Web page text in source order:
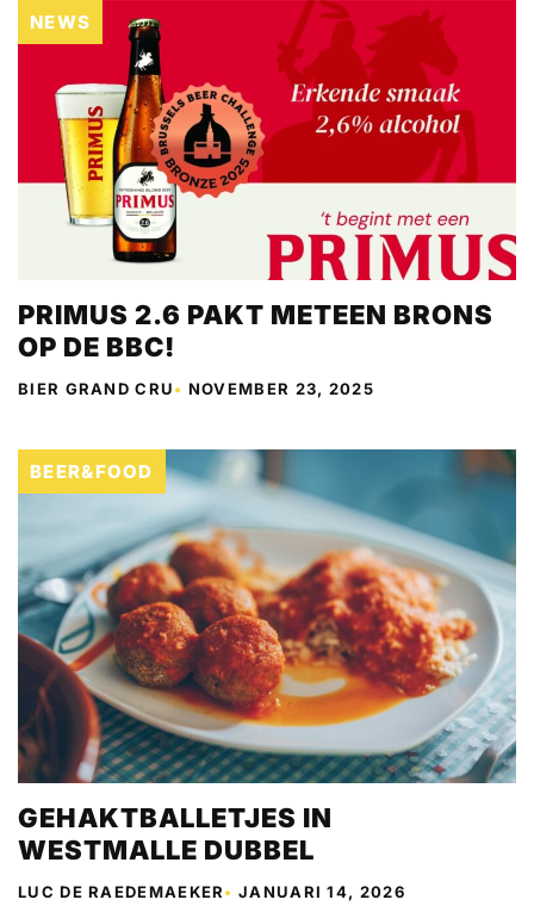
NEWS
PRIMUS 2.6 PAKT METEEN BRONS
OP DE BBC!
BIER GRAND CRU• NOVEMBER 23, 2025
BEER&FOOD
GEHAKTBALLETJES IN
WESTMALLE DUBBEL
LUC DE RAEDEMAEKER•JANUARI 14, 2026